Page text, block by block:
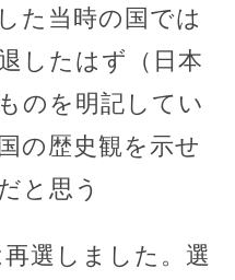
た当時の国では
したはず（日本
のを明記してい
の歴史観を示せ
と思う
選しました。選